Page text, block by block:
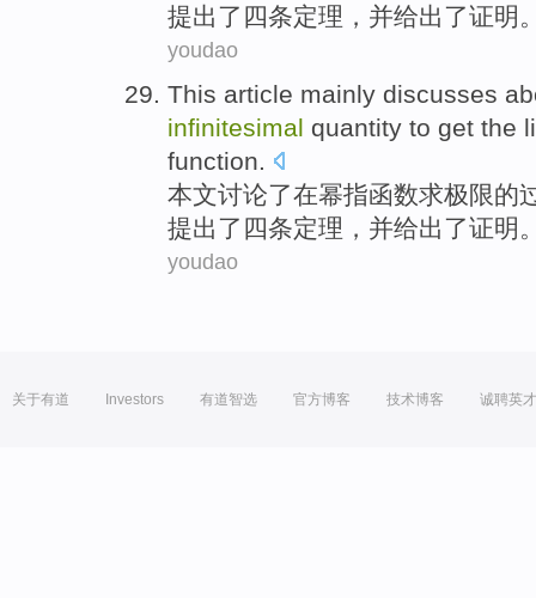
提出了 四条定理，并给出了证明
youdao
This article mainly discusses
infinitesimal quantity to get the
function.
本文讨论了在幂指函数求极限的
提出了 四条定理，并给出了证明
youdao
关于有道 Investors 有道智选 官方博客 技术博客 诚聘英才